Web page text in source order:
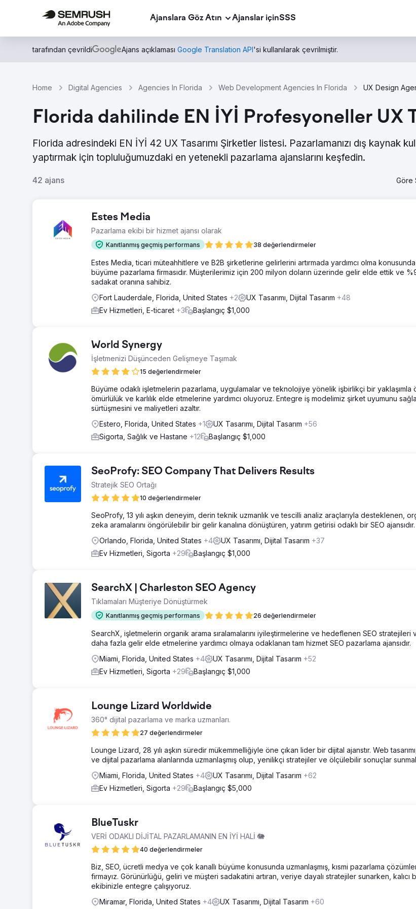
Ajanslara Göz Atın Ajanslar içinSSS
tarafından çevrildi Ajans açıklaması Google Translation API'si kullanılarak çevrilmiştir.
Home Digital Agencies Agencies In Florida Web Development Agencies In Florida UX Design
Florida dahilinde EN İYİ Profesyoneller UX
Florida adresindeki EN İYİ 42 UX Tasarımı Şirketler listesi. Pazarlamanızı dış kaynak
yaptırmak için topluluğumuzdaki en yetenekli pazarlama ajanslarını keşfedin.
42 ajans Göre
Estes Media
Pazarlama ekibi bir hizmet ajansı olarak
Kanıtlanmış geçmiş performans 38 değerlendirmeler
Estes Media, ticari müteahhitlere ve B2B şirketlerine gelirlerini artırmada yardımcı olma konusunda
büyüme pazarlama firmasıdır. Müşterilerimiz için 200 milyon doların üzerinde gelir elde ettik ve
sadakat oranına sahibiz.
Fort Lauderdale, Florida, United States +2 UX Tasarımı, Dijital Tasarım +48
Ev Hizmetleri, E-ticaret +3 Başlangıç $1,000
World Synergy
İşletmenizi Düşünceden Gelişmeye Taşımak
15 değerlendirmeler
Büyüme odaklı işletmelerin pazarlama, uygulamalar ve teknolojiye yönelik işbirlikçi bir yaklaşımla
ömürlülük ve karlılık elde etmelerine yardımcı oluyoruz. Entegre iş modelimiz şirket uyumunu
sürtüşmesini ve maliyetleri azaltır.
Estero, Florida, United States +1 UX Tasarımı, Dijital Tasarım +56
Sigorta, Sağlık ve Hastane +12 Başlangıç $1,000
SeoProfy: SEO Company That Delivers Results
Stratejik SEO Ortağı
10 değerlendirmeler
SeoProfy, 13 yılı aşkın deneyim, derin teknik uzmanlık ve tescilli analiz araçlarıyla desteklenen,
zeka aramalarını öngörülebilir bir gelir kanalına dönüştüren, yatırım getirisi odaklı bir SEO ajansıdır.
Orlando, Florida, United States +4 UX Tasarımı, Dijital Tasarım +37
Ev Hizmetleri, Sigorta +29 Başlangıç $1,000
SearchX | Charleston SEO Agency
Tıklamaları Müşteriye Dönüştürmek
Kanıtlanmış geçmiş performans 26 değerlendirmeler
SearchX, işletmelerin organik arama sıralamalarını iyileştirmelerine ve hedeflenen SEO stratejileri
daha fazla gelir elde etmelerine yardımcı olmaya odaklanan tam hizmet SEO pazarlama ajansıdır.
Miami, Florida, United States +4 UX Tasarımı, Dijital Tasarım +52
Ev Hizmetleri, Sigorta +29 Başlangıç $1,000
Lounge Lizard Worldwide
360° dijital pazarlama ve marka uzmanları.
27 değerlendirmeler
Lounge Lizard, 28 yılı aşkın süredir mükemmelliğiyle öne çıkan lider bir dijital ajanstır. Web
ve dijital pazarlama alanlarında uzmanlaşmış olup, yenilikçi stratejiler ve ölçülebilir sonuçlar
Miami, Florida, United States +4 UX Tasarımı, Dijital Tasarım +62
Ev Hizmetleri, Sigorta +29 Başlangıç $5,000
BlueTuskr
VERİ ODAKLI DİJİTAL PAZARLAMANIN EN İYİ HALİ 🐘
40 değerlendirmeler
Biz, SEO, ücretli medya ve çok kanallı büyüme konusunda uzmanlaşmış, kısmi pazarlama
firmayız. Görünürlüğü, geliri ve müşteri sadakatini artıran, veriye dayalı stratejiler sunarken, kalıcı
ekibinizle entegre çalışıyoruz.
Miramar, Florida, United States +4 UX Tasarımı, Dijital Tasarım +60